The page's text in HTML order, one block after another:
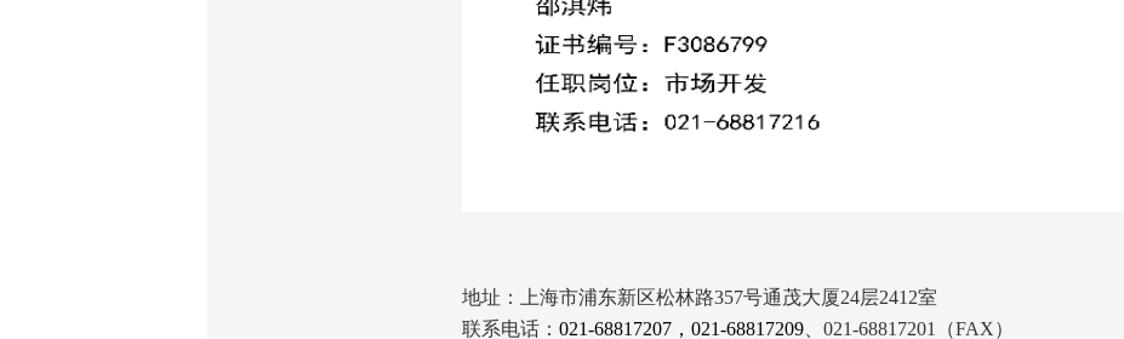
地址：上海市浦东新区松林路357号通茂大厦24层2412室
联系电话： 021-68817207，021-68817209、021-68817201（FAX）